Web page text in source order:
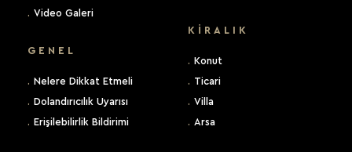
. Video Galeri
GENEL
. Nelere Dikkat Etmeli
. Dolandırıcılık Uyarısı
. Erişilebilirlik Bildirimi
KIRALIK
. Konut
. Ticari
. Villa
. Arsa